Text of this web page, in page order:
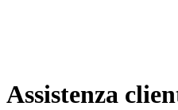
Assistenza